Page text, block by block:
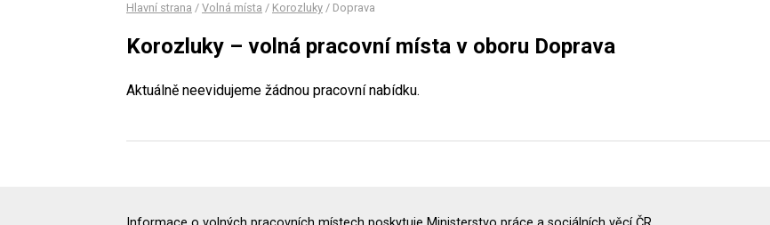
Hlavní strana / Volná místa / Korozluky / Doprava
Korozluky – volná pracovní místa v oboru Doprava
Aktuálně neevidujeme žádnou pracovní nabídku.